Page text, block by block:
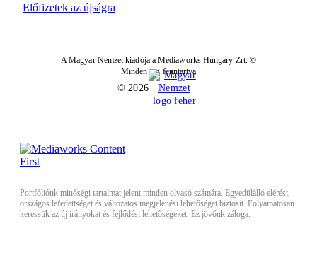
Előfizetek az újságra
A Magyar Nemzet kiadója a Mediaworks Hungary Zrt. ©
Minden jog fenntartva
© 2026
Portfóliónk minőségi tartalmat jelent minden olvasó számára. Egyedülálló elérést,
országos lefedettséget és változatos megjelenési lehetőséget biztosít. Folyamatosan
keressük az új irányokat és fejlődési lehetőségeket. Ez jövőnk záloga.